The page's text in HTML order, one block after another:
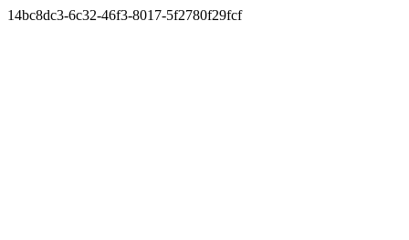
14bc8dc3-6c32-46f3-8017-5f2780f29fcf